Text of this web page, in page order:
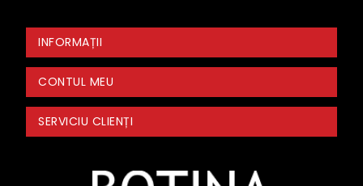
INFORMAȚII
CONTUL MEU
SERVICIU CLIENȚI